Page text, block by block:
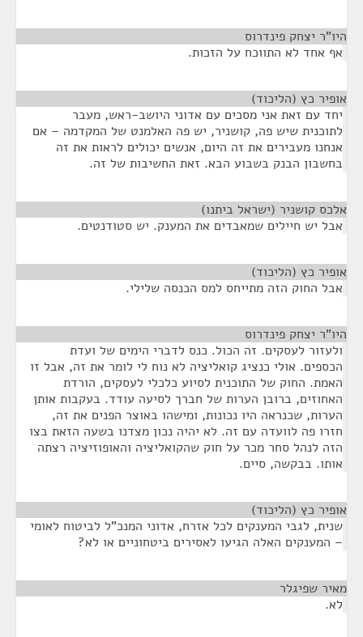
היו"ר יצחק פינדרוס
אף אחד לא התווכח על הזכות.
אופיר כץ (הליכוד)
יחד עם זאת אני מסכים עם אדוני היושב-ראש, מעבר
לתוכנית שיש פה, קושניר, יש פה האלמנט של המקדמה – אם
אנחנו מעבירים את זה היום, אנשים יכולים לראות את זה
בחשבון הבנק בשבוע הבא. זאת החשיבות של זה.
אלכס קושניר (ישראל ביתנו)
אבל יש חיילים שמאבדים את המענק. יש סטודנטים.
אופיר כץ (הליכוד)
אבל החוק הזה מתייחס למס הכנסה שלילי.
היו"ר יצחק פינדרוס
ולעזור לעסקים. זה הכול. כנס לדברי הימים של ועדת
הכספים. אולי כנציג קואליציה לא נוח לי לומר את זה, אבל זו
האמת. החוק של התוכנית לסיוע כלכלי לעסקים, הורדת
האחוזים, ברובן הערות של חברך לסיעה עודד. בעקבות אותן
הערות, שכנראה היו נכונות, ומישהו באוצר הפנים את זה,
חזרו פה לוועדה עם זה. לא יהיה נכון מצדנו בשעה הזאת בצו
הזה לנהל סחר מכר על חוק שהקואליציה והאופוזיציה רצתה
אותו. בבקשה, סיים.
אופיר כץ (הליכוד)
שנית, לגבי המענקים לכל אזרח, אדוני המנכ"ל לביטוח לאומי
– המענקים האלה הגיעו לאסירים ביטחוניים או לא?
מאיר שפיגלר
לא.